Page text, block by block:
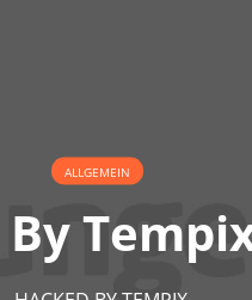
ALLGEMEIN